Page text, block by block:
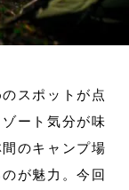
スポットが点
ート気分が味
のキャンプ場
が魅力。今回